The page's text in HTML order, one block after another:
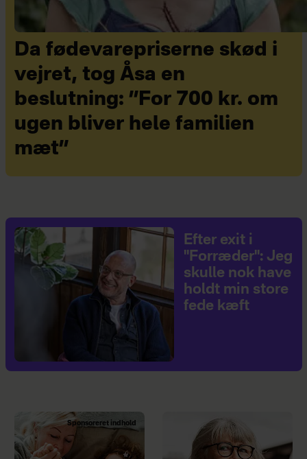
Da fødevarepriserne skød i
vejret, tog Åsa en
beslutning: ”For 700 kr. om
ugen bliver hele familien
mæt”
Efter exit i
"Forræder": Jeg
skulle nok have
holdt min store
fede kæft
Sponsoreret indhold